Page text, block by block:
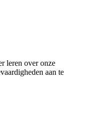
leren over onze
aan te